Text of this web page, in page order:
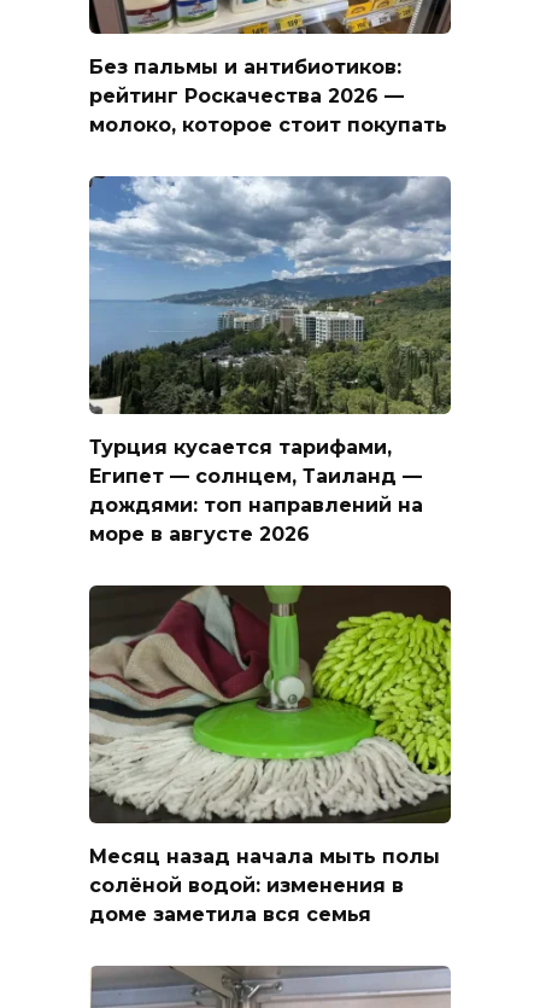
Без пальмы и антибиотиков:
рейтинг Роскачества 2026 —
молоко, которое стоит покупать
Турция кусается тарифами,
Египет — солнцем, Таиланд —
дождями: топ направлений на
море в августе 2026
Месяц назад начала мыть полы
солёной водой: изменения в
доме заметила вся семья